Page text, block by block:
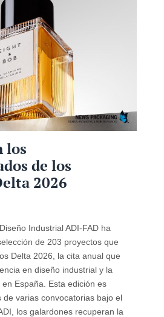
los
de los
2026
Industrial ADI-FAD ha
de 203 proyectos que
Delta 2026, la cita anual que
en diseño industrial y la
España. Esta edición es
de varias convocatorias bajo el
los galardones recuperan la